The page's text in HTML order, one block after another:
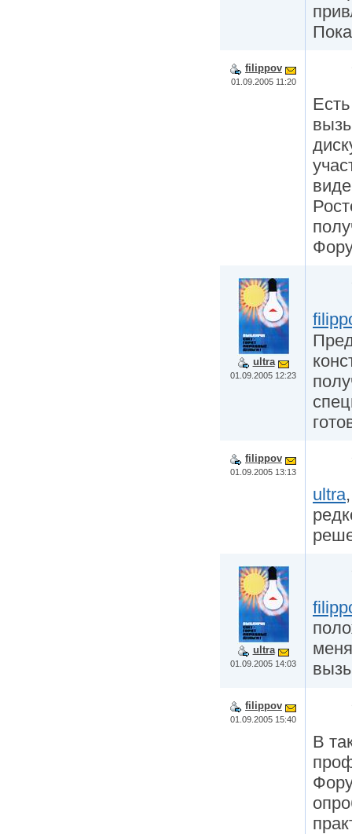
filippov
01.09.2005 11:20
ultra
01.09.2005 12:23
filippov
01.09.2005 13:13
ultra
ultra
01.09.2005 14:03
filippov
01.09.2005 15:40
В